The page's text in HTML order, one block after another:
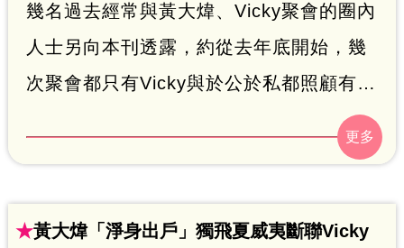
幾名過去經常與黃大煒、Vicky聚會的圈內
人士另向本刊透露，約從去年底開始，幾
次聚會都只有Vicky與於公於私都照顧有加
的POLO WL（保羅王劉）現身，不見黃
大煒同行。當時眾人隨口問起黃大煒，
人似乎又起了爭執，因此未像往常般一同
★黃大煒「淨身出戶」獨飛夏威夷斷聯Vicky